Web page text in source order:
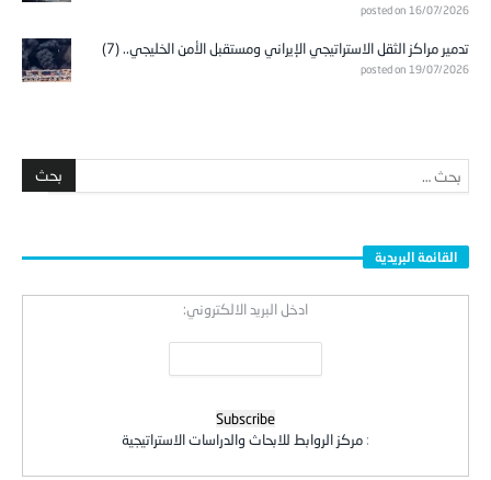
posted on 16/07/2026
تدمير مراكز الثقل الاستراتيجي الإيراني ومستقبل الأمن الخليجي.. (7)
posted on 19/07/2026
القائمة البريدية
ادخل البريد الالكتروني:
: مركز الروابط للابحاث والدراسات الاستراتيجية